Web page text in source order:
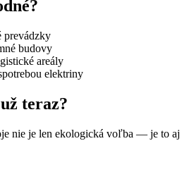
prevádzky
budovy
areály
elektriny
teraz?
nie je len ekologická voľba — je to aj